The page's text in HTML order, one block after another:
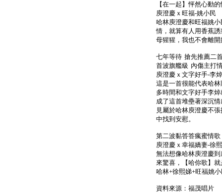
【在一起】怦然心動
庾澄慶ｘ旺福-姚小民
哈林庾澄慶和旺福姚
情，就算有人用香蕉
母猩猩，我也不會離
七年等待 搶先推薦二
首波旗艦級 內傷主打
庾澄慶ｘ文字好手-李
這是一首很能代表哈
多時間和文字好手李
成了這首堆壘著深沉
見屬於哈林庾澄慶不
中找到安慰。
第二波黏答答瘋蜜情
庾澄慶ｘ幸福嬌妻-徐
無法想像哈林庾澄慶
來驚喜，【哈你歌】
哈林+徐熙娣+旺福姚
資料來源：福茂唱片